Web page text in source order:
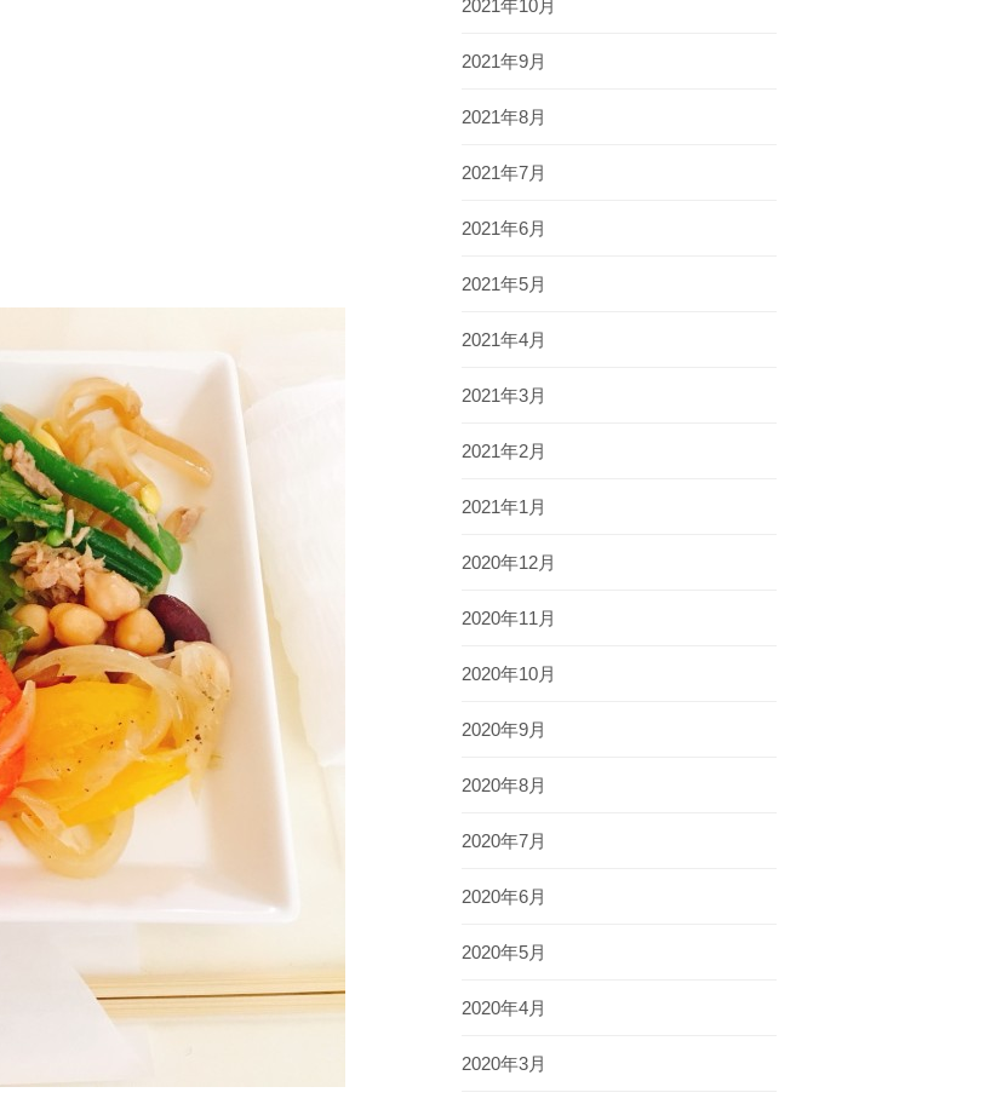
2021年10月
2021年9月
2021年8月
2021年7月
2021年6月
2021年5月
2021年4月
2021年3月
2021年2月
2021年1月
2020年12月
2020年11月
2020年10月
2020年9月
2020年8月
2020年7月
2020年6月
2020年5月
2020年4月
2020年3月